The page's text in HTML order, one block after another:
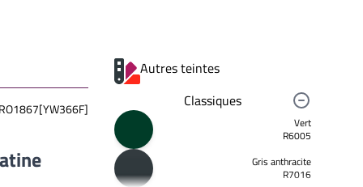
Autres teintes
Classiques
Vert
R6005
Gris anthracite
R7016